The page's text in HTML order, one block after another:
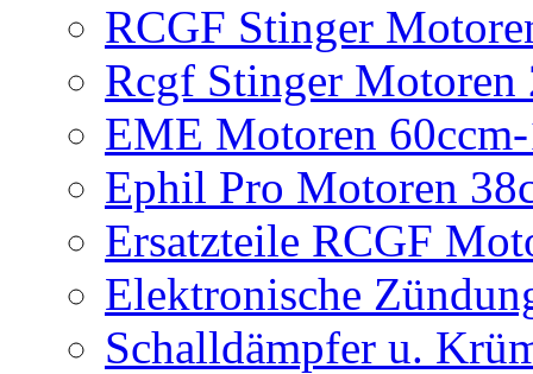
RCGF Stinger
Rcgf Stinger
EME Motoren
Ephil Pro Motoren
Ersatzteile RCGF
Elektronische
Schalldämpfer u.